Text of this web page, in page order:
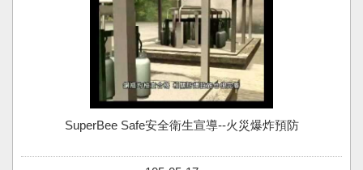
SuperBee Safe安全衛生宣導--火災爆炸預防